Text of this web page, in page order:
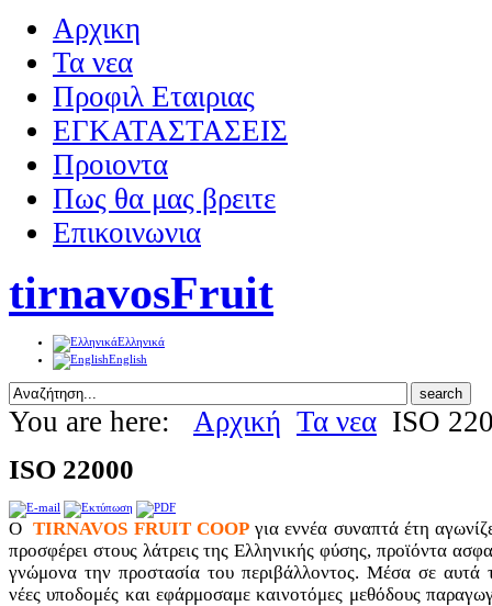
Αρχικη
Τα νεα
Προφιλ Εταιριας
ΕΓΚΑΤΑΣΤΑΣΕΙΣ
Προιοντα
Πως θα μας βρειτε
Επικοινωνια
tirnavosFruit
Ελληνικά
English
You are here: Αρχική Τα νεα ISO
ISO 22000
ΟTIRNAVOS FRUIT COOPγια εννέα συναπτά έτη
προσφέρει στους λάτρεις της Ελληνικής φύσης, προϊόντα
γνώμονα την προστασία του περιβάλλοντος. Μέσα σε αυτά
νέες υποδομές και εφάρμοσαμε καινοτόμες μεθόδους